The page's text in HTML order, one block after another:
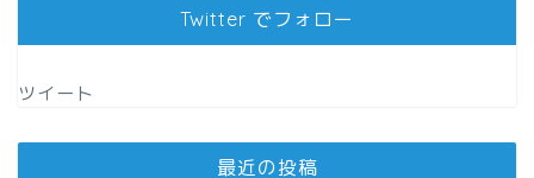
Twitter でフォロー
ツイート
最近の投稿